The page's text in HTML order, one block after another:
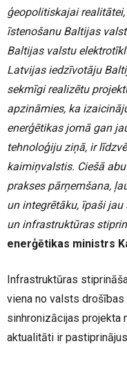
ģeopolitiskajai
īstenošanu Baltijas
Baltijas valstu
Latvijas iedzīvotāju
sekmīgi realizētu
apzināmies, ka
enerģētikas jomā gan
tehnoloģiju ziņā, ir
kaimiņvalstis. Ciešā
prakses pārņemšana,
un integrētāku, īpaši
un infrastruktūras
enerģētikas ministrs
Infrastruktūras
viena no valsts
sinhronizācijas projekta
aktualitāti ir